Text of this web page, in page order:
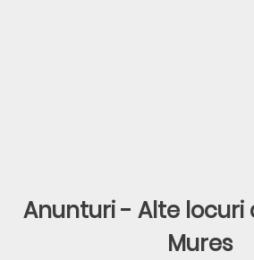
Anunturi - Alte locuri
Mures